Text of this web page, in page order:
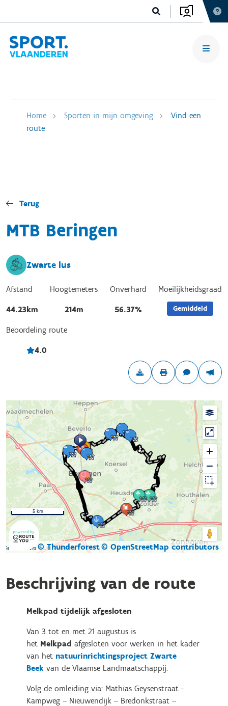
Home Sporten in mijn omgeving
Vind een
route
Terug
MTB Beringen
Zwarte lus
Afstand
44.23km
Hoogtemeters
214m
Onverhard
56.37%
Moeilijkheidsgraad
Gemiddeld
Beoordeling route
4.0
Kaartgegevens © Thunderforest© OpenStreetMap contributors
5 km
Beschrijving van de route
Melkpad tijdelijk afgesloten
Van 3 tot en met 21 augustus is
het Melkpad afgesloten voor werken in het kader
van het natuurinrichtingsproject Zwarte
Beek van de Vlaamse Landmaatschappij.
Volg de omleiding via: Mathias Geysenstraat -
Kampweg – Nieuwendijk – Bredonkstraat –